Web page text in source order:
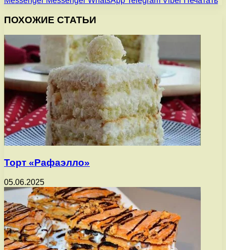
ПОХОЖИЕ СТАТЬИ
Торт «Рафаэлло»
05.06.2025